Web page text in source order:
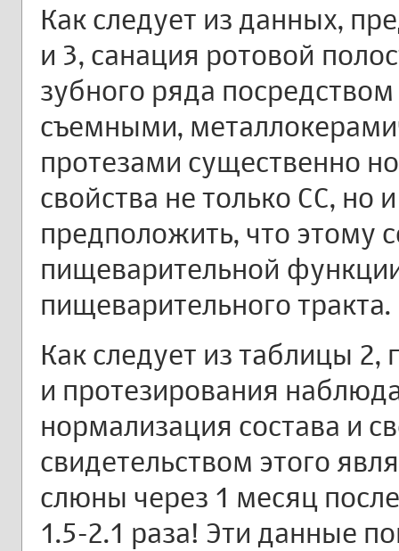
Как следует из данных,
и 3, санация ротовой
зубного ряда
съемными,
протезами существенно
свойства не только СС, но
предположить, что этому
пищеварительной
пищеварительного тракта.
Как следует из таблицы 2,
и протезирования
нормализация состава и
свидетельством этого
слюны через 1 месяц
1.5-2.1 раза! Эти данные